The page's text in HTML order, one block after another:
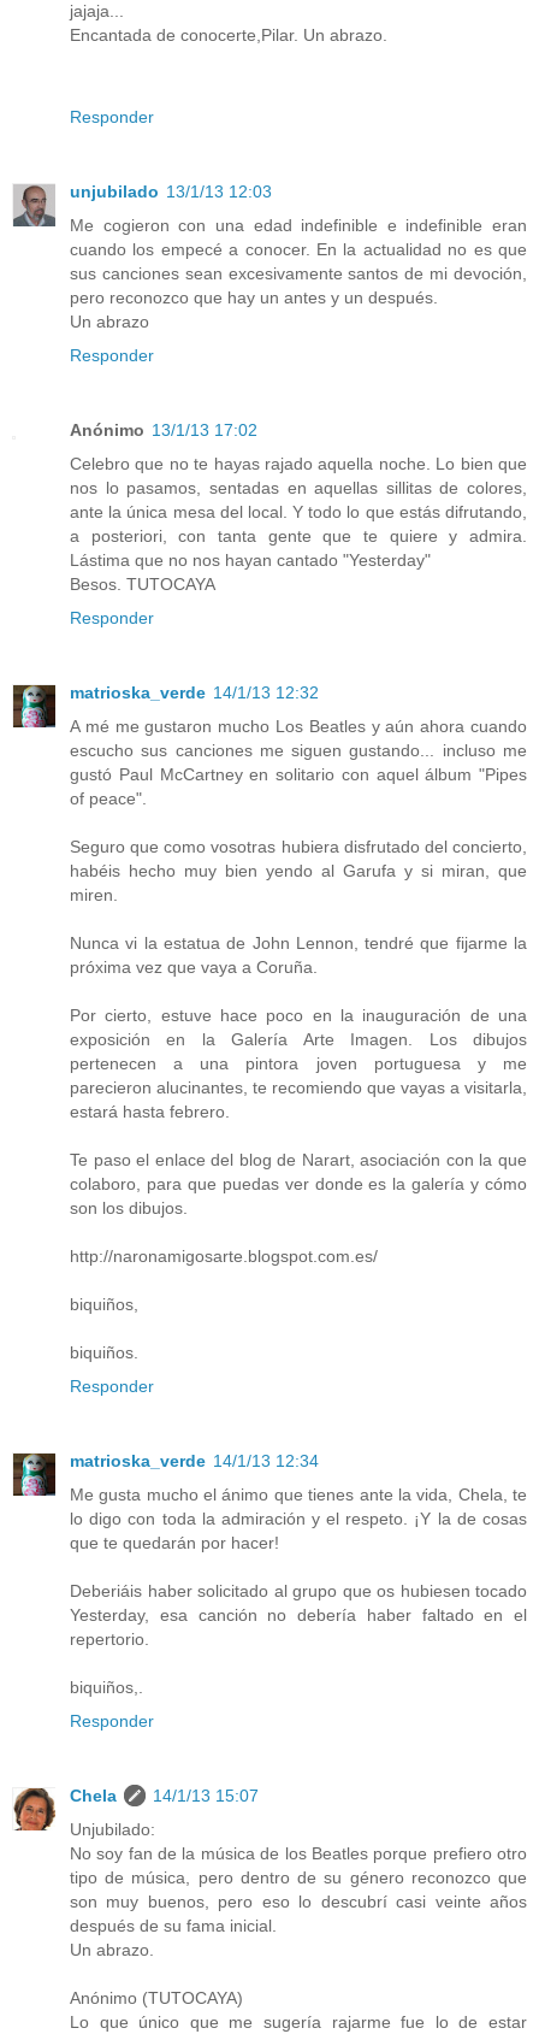
jajaja...
Encantada de conocerte,Pilar. Un abrazo.
Responder
unjubilado 13/1/13 12:03
Me cogieron con una edad indefinible e indefinible eran
cuando los empecé a conocer. En la actualidad no es que
sus canciones sean excesivamente santos de mi devoción,
pero reconozco que hay un antes y un después.
Un abrazo
Responder
Anónimo 13/1/13 17:02
Celebro que no te hayas rajado aquella noche. Lo bien que
nos lo pasamos, sentadas en aquellas sillitas de colores,
ante la única mesa del local. Y todo lo que estás difrutando,
a posteriori, con tanta gente que te quiere y admira.
Lástima que no nos hayan cantado "Yesterday"
Besos. TUTOCAYA
Responder
matrioska_verde 14/1/13 12:32
A mé me gustaron mucho Los Beatles y aún ahora cuando
escucho sus canciones me siguen gustando... incluso me
gustó Paul McCartney en solitario con aquel álbum "Pipes
of peace".
Seguro que como vosotras hubiera disfrutado del concierto,
habéis hecho muy bien yendo al Garufa y si miran, que
miren.
Nunca vi la estatua de John Lennon, tendré que fijarme la
próxima vez que vaya a Coruña.
Por cierto, estuve hace poco en la inauguración de una
exposición en la Galería Arte Imagen. Los dibujos
pertenecen a una pintora joven portuguesa y me
parecieron alucinantes, te recomiendo que vayas a visitarla,
estará hasta febrero.
Te paso el enlace del blog de Narart, asociación con la que
colaboro, para que puedas ver donde es la galería y cómo
son los dibujos.
http://naronamigosarte.blogspot.com.es/
biquiños,
biquiños.
Responder
matrioska_verde 14/1/13 12:34
Me gusta mucho el ánimo que tienes ante la vida, Chela, te
lo digo con toda la admiración y el respeto. ¡Y la de cosas
que te quedarán por hacer!
Deberiáis haber solicitado al grupo que os hubiesen tocado
Yesterday, esa canción no debería haber faltado en el
repertorio.
biquiños,.
Responder
Chela
14/1/13 15:07
Unjubilado:
No soy fan de la música de los Beatles porque prefiero otro
tipo de música, pero dentro de su género reconozco que
son muy buenos, pero eso lo descubrí casi veinte años
después de su fama inicial.
Un abrazo.
Anónimo (TUTOCAYA)
Lo que único que me sugería rajarme fue lo de estar